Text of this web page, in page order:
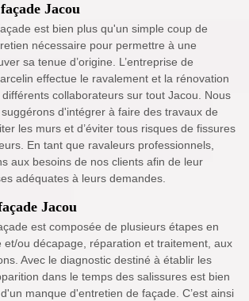
Jacou
est bien plus qu'un simple coup de
nécessaire pour permettre à une
sa tenue d’origine. L’entreprise de
effectue le ravalement et la rénovation
collaborateurs sur tout Jacou. Nous
d'intégrer à faire des travaux de
les murs et d’éviter tous risques de fissures
En tant que ravaleurs professionnels,
aux besoins de nos clients afin de leur
adéquates à leurs demandes.
Jacou
est composée de plusieurs étapes en
et/ou décapage, réparation et traitement, aux
Avec le diagnostic destiné à établir les
dans le temps des salissures est bien
manque d'entretien de façade. C’est ainsi